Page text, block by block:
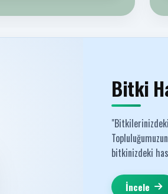
Bitki
bitkinizdeki
İncele